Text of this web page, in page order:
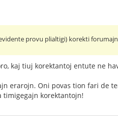
provu plialtigi) korekti
kaj tiuj korektantoj entute ne
erarojn. Oni povas tion fari de
timigegajn korektantojn!